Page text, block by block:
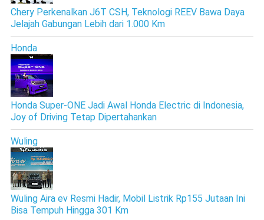
Chery Perkenalkan J6T CSH, Teknologi REEV Bawa Daya
Jelajah Gabungan Lebih dari 1.000 Km
Honda
Honda Super-ONE Jadi Awal Honda Electric di Indonesia,
Joy of Driving Tetap Dipertahankan
Wuling
Wuling Aira ev Resmi Hadir, Mobil Listrik Rp155 Jutaan Ini
Bisa Tempuh Hingga 301 Km